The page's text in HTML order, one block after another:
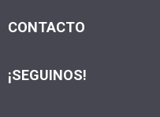
CONTACTO
¡SEGUINOS!